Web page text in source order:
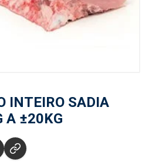
INTEIRO SADIA
A ±20KG